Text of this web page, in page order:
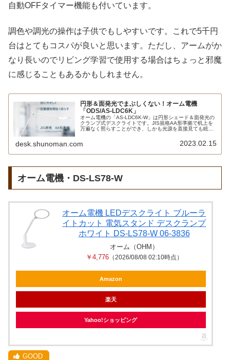
自動OFFタイマー機能も付いています。
調色や調光の操作は子供でもしやすいです。これで5千円
台はとてもコスパが良いと思います。ただし、アームがか
なり長いのでリビング学習で使用する場合はちょっと邪魔
に感じることもあるかもしれません。
円形＆面発光でまぶしくない！オーム電機
「ODS/AS-LDC6K」
オーム電機の「AS-LDC6K-W」は円形シェード＆面発光の
クランプ式デスクライトです。JIS規格AA形準拠で机上を
万遍なく照らすことができ、しかも光源を直接見ても眩し
desk.shunoman.com 2023.02.15
オーム電機・DS-LS78-W
オーム電機 LEDデスクライト ブルーラ
イトカット 電気スタンド デスクランプ
ホワイト DS-LS78-W 06-3836
オーム（OHM）
￥4,776（2026/08/08 02:10時点）
Amazon
楽天
Yahoo!ショッピング